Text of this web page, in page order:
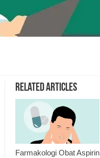
Related Articles
Farmakologi Obat Aspirin